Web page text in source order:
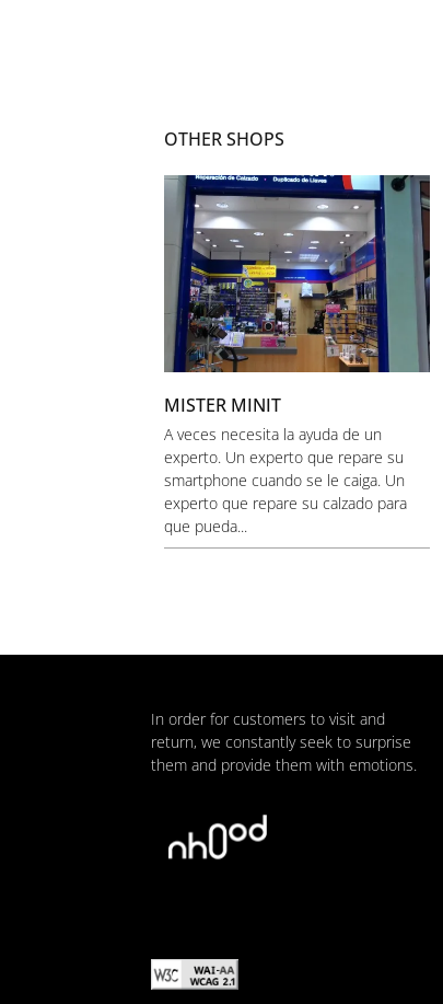
OTHER SHOPS
MISTER MINIT
A veces necesita la ayuda de un
experto. Un experto que repare su
smartphone cuando se le caiga. Un
experto que repare su calzado para
que pueda...
In order for customers to visit and
return, we constantly seek to surprise
them and provide them with emotions.